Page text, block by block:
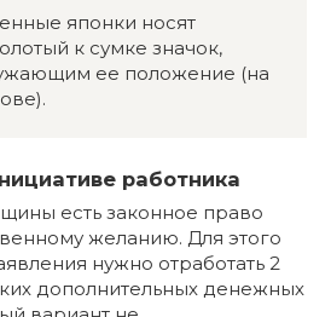
японки носят
к сумке значок,
ее положение (на
работника
есть законное право
желанию. Для этого
нужно отработать 2
дополнительных денежных